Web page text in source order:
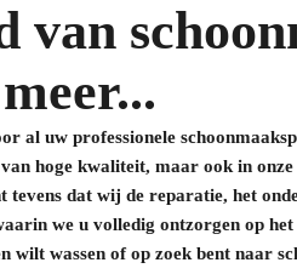
van
al uw professionele
hoge kwaliteit, maar ook in
tevens dat wij de reparatie, het
we u volledig ontzorgen op
wassen of op zoek bent naar